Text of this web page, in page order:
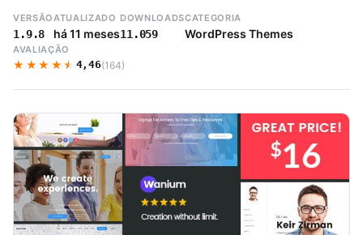
VERSÃO
1.9.8
ATUALIZADO
há 11 meses
DOWNLOADS
11.059
CATEGORIA
WordPress Themes
AVALIAÇÃO
★★★★★
★★★★★ 4,46(164)